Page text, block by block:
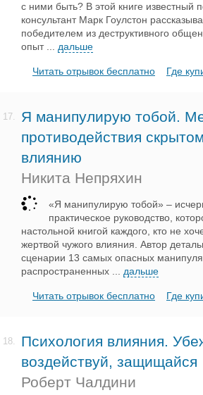
с ними быть? В этой книге известный
консультант Марк Гоулстон
победителем из деструктивного
опыт
дальше
Читать отрывок бесплатно Где
17.
Я манипулирую тобой.
противодействия
влиянию
Никита Непряхин
«Я манипулирую тобой» –
практическое руководство,
настольной книгой каждого, кто не
жертвой чужого влияния. Автор
сценарии 13 самых опасных
распространенных
дальше
Читать отрывок бесплатно Где
18.
Психология влияния.
воздействуй, защищайся
Роберт Чалдини